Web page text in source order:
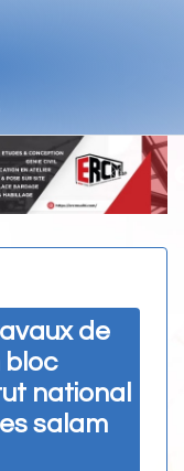
de
bloc
national
salam